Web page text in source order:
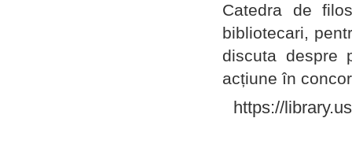
Catedra de
bibliotecari,
discuta despre
acțiune în
https://